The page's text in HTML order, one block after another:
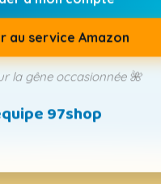
au service Amazon
la gêne occasionnée 🌺
97shop